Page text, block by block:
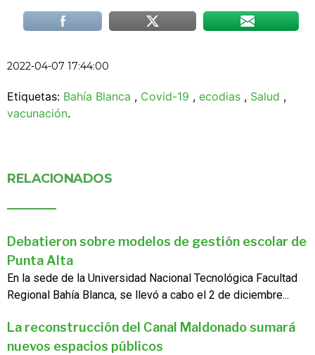
2022-04-07 17:44:00
Etiquetas: Bahía Blanca , Covid-19 , ecodias , Salud ,
vacunación.
RELACIONADOS
Debatieron sobre modelos de gestión escolar de
Punta Alta
En la sede de la Universidad Nacional Tecnológica Facultad
Regional Bahía Blanca, se llevó a cabo el 2 de diciembre...
La reconstrucción del Canal Maldonado sumará
nuevos espacios públicos